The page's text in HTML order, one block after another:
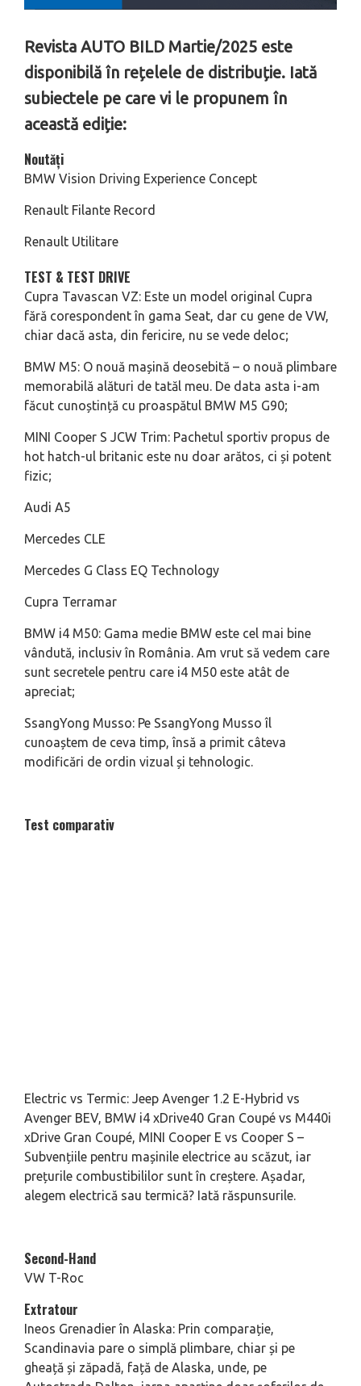
Revista AUTO BILD Martie/2025 este
disponibilă în rețelele de distribuție. Iată
subiectele pe care vi le propunem în
această ediție:
Noutăți
BMW Vision Driving Experience Concept
Renault Filante Record
Renault Utilitare
TEST & TEST DRIVE
Cupra Tavascan VZ: Este un model original Cupra
fără corespondent în gama Seat, dar cu gene de VW,
chiar dacă asta, din fericire, nu se vede deloc;
BMW M5: O nouă mașină deosebită – o nouă plimbare
memorabilă alături de tatăl meu. De data asta i-am
făcut cunoștință cu proaspătul BMW M5 G90;
MINI Cooper S JCW Trim: Pachetul sportiv propus de
hot hatch-ul britanic este nu doar arătos, ci și potent
fizic;
Audi A5
Mercedes CLE
Mercedes G Class EQ Technology
Cupra Terramar
BMW i4 M50: Gama medie BMW este cel mai bine
vândută, inclusiv în România. Am vrut să vedem care
sunt secretele pentru care i4 M50 este atât de
apreciat;
SsangYong Musso: Pe SsangYong Musso îl
cunoaștem de ceva timp, însă a primit câteva
modificări de ordin vizual și tehnologic.
Test comparativ
Electric vs Termic: Jeep Avenger 1.2 E-Hybrid vs
Avenger BEV, BMW i4 xDrive40 Gran Coupé vs M440i
xDrive Gran Coupé, MINI Cooper E vs Cooper S –
Subvențiile pentru mașinile electrice au scăzut, iar
prețurile combustibililor sunt în creștere. Așadar,
alegem electrică sau termică? Iată răspunsurile.
Second-Hand
VW T-Roc
Extratour
Ineos Grenadier în Alaska: Prin comparație,
Scandinavia pare o simplă plimbare, chiar și pe
gheață și zăpadă, față de Alaska, unde, pe